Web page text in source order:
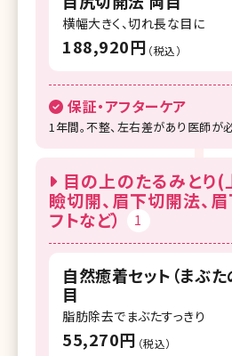
湘南美容クリニック 大阪
湘南美容クリニック 大阪
湘南美容クリニック 大阪
湘南美容クリニック 福岡
湘南美容クリニック 久留
湘南美容クリニック 鹿
横幅大きく、切れ長な目に
188,920円 （税込）
保証・アフターケア
1年間。不整、左右差があり医師が
目の上のたるみとり(
瞼切開、眉下切開法、眉
フトなど）
1
自然癒着セット（まぶ
目
脂肪除去でまぶたすっきり
55,270円 （税込）